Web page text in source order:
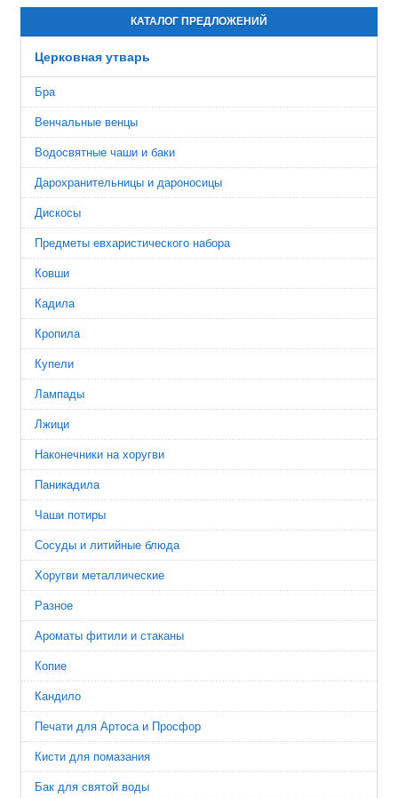
КАТАЛОГ ПРЕДЛОЖЕНИЙ
Церковная утварь
Бра
Венчальные венцы
Водосвятные чаши и баки
Дарохранительницы и дароносицы
Дискосы
Предметы евхаристического набора
Ковши
Кадила
Кропила
Купели
Лампады
Лжици
Наконечники на хоругви
Паникадила
Чаши потиры
Сосуды и литийные блюда
Хоругви металлические
Разное
Ароматы фитили и стаканы
Копие
Кандило
Печати для Артоса и Просфор
Кисти для помазания
Бак для святой воды